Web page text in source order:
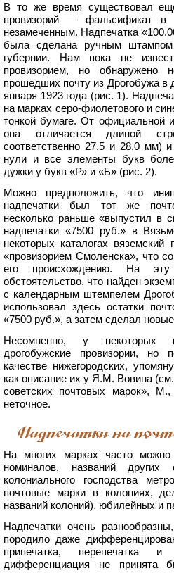
В то же время существовал
провизорий — фальсификат в
незамеченным. Надпечатка
была сделана ручным
губернии. Нам пока не
провизорием, но обнаружено
прошедших почту из Дрогобужа в
января 1923 года (рис. 1).
на марках серо-фиолетового и
тонкой бумаге. От официальной
она отличается длиной
соответственно 27,5 и 28,0 мм)
нули и все элементы букв
дужки у букв «Р» и «Б» (рис. 2).
Можно предположить, что
надпечатки был тот же
несколько раньше «выпустил в
надпечатки «7500 руб.» в
некоторых каталогах вяземский
«провизорием Смоленска», что
его происхождению. На
обстоятельство, что найден
с календарным штемпелем
использовал здесь остатки
«7500 руб.», а затем сделал
Несомненно, у некоторых
дрогобужские провизории,
качестве нижегородских,
как описание их у Я.М. Вовина
советских почтовых марок»,
неточное.
Надпечатки на
На многих марках часто можно
номиналов, названий
колониального господства
почтовые марки в колониях,
названий колоний), юбилейных и
Надпечатки очень
породило даже
припечатка,
дифференциация не принята